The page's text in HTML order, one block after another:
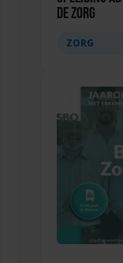
de zorg
ZORG